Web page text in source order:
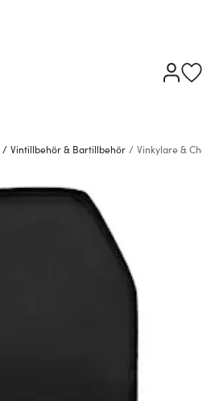
/ Vintillbehör & Bartillbehör / Vinkylare &